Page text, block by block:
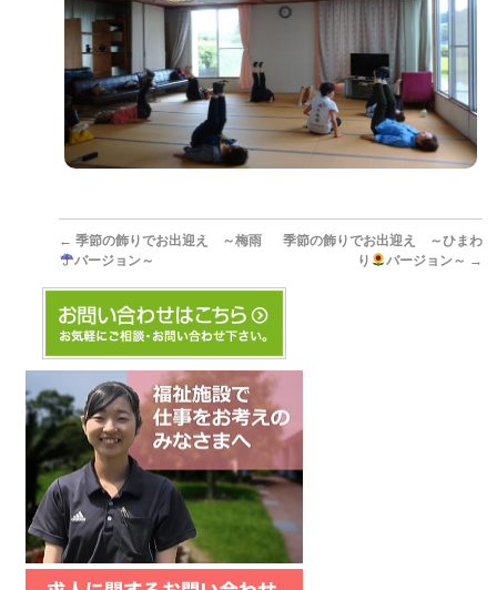
← 季節の飾りでお出迎え ～梅雨
バージョン～
季節の飾りでお出迎え ～ひまわ
り
バージョン～ →